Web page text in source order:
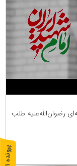
رضوان‌الله‌علیه طلب
پ
ر
و
ن
د
ه
1